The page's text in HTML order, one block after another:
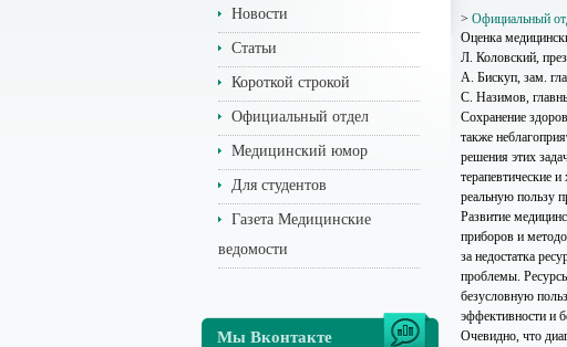
Новости
Статьи
Короткой строкой
Официальный отдел
Медицинский юмор
Для студентов
Газета Медицинские
ведомости
Мы Вконтакте
> Официальный
Оценка
Л. Коловский,
А. Бискуп, зам.
С. Назимов,
Сохранение
также
решения этих
терапевтические
реальную пользу
Развитие
приборов и
за недостатка
проблемы.
безусловную
эффективности и
Очевидно, что